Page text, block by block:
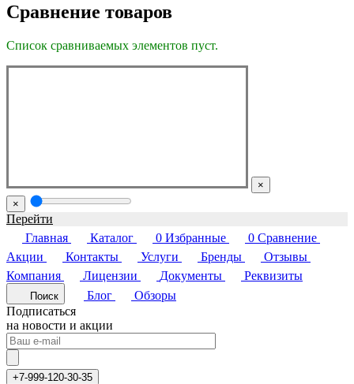
Сравнение товаров
Список сравниваемых элементов пуст.
×
×
Перейти
Главная
Каталог 0 Избранные 0 Сравнение
Акции
Контакты Услуги Бренды
Отзывы
Компания
Лицензии Документы Реквизиты
Поиск Блог
Обзоры
Подписаться
на новости и акции
+7-999-120-30-35